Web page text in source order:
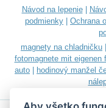
Návod na lepenie|
podmienky
Ochrana
magnety na chladničku
fotomagnete mit eigenen
auto
hodinový manžel